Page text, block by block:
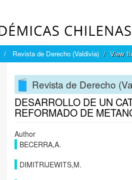
Revista de Derecho (Valdivia) View
Revista de Derecho
DESARROLLO DE UN
REFORMADO DE
Author
BECERRA,A.
DIMITRIJEWITS,M.